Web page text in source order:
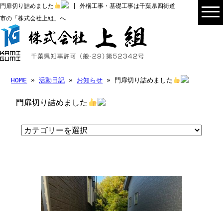
門扉切り詰めました
| 外構工事・基礎工事は千葉県四街道
市の「株式会社上組」へ
HOME »活動日記 » お知らせ » 門扉切り詰めました
門扉切り詰めました